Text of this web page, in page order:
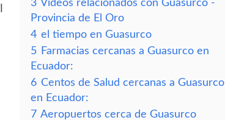
3 Vídeos relacionados con Guasurco -
Provincia de El Oro
4 el tiempo en Guasurco
5 Farmacias cercanas a Guasurco en
Ecuador:
6 Centos de Salud cercanas a Guasurco
en Ecuador:
7 Aeropuertos cerca de Guasurco